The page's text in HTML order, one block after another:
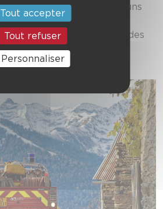
les repères communs
feux particuliers.
notamment aux maires des
et de Sode pour leur
Tout accepter
Tout refuser
Personnaliser